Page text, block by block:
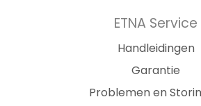
ETNA Service
Handleidingen
Garantie
Problemen en